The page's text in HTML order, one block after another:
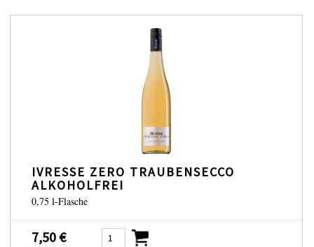
IVRESSE ZERO TRAUBENSECCO
ALKOHOLFREI
0,75 l-Flasche
7,50 €